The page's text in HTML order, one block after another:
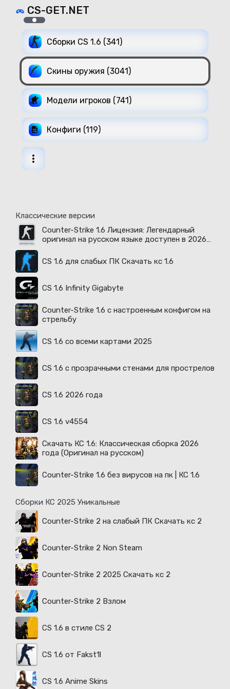
CS-GET.NET
Сборки CS 1.6 (341)
Скины оружия (3041)
Модели игроков (741)
Конфиги (119)
Классические версии
Counter-Strike 1.6 Лицензия: Легендарный
оригинал на русском языке доступен в 2026
CS 1.6 для слабых ПК Скачать кс 1.6
CS 1.6 Infinity Gigabyte
Counter-Strike 1.6 с настроенным конфигом на
стрельбу
CS 1.6 со всеми картами 2025
CS 1.6 с прозрачными стенами для прострелов
CS 1.6 2026 года
CS 1.6 v4554
Скачать КС 1.6: Классическая сборка 2026
года (Оригинал на русском)
Counter-Strike 1.6 без вирусов на пк | КС 1.6
Сборки КС 2025 Уникальные
Counter-Strike 2 на слабый ПК Скачать кс 2
Counter-Strike 2 Non Steam
Counter-Strike 2 2025 Скачать кс 2
Counter-Strike 2 Взлом
CS 1.6 в стиле CS 2
CS 1.6 от Fakst1l
CS 1.6 Anime Skins